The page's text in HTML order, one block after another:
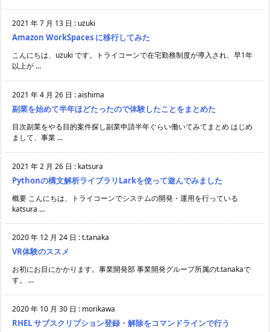
2021 年 7 月 13 日 : uzuki
Amazon WorkSpaces に移行してみた
こんにちは、uzuki です。トライコーンで在宅勤務制度が導入され、早1年
以上が ...
2021 年 4 月 26 日 :aishima
副業を始めて半年ほどたったので体験したことをまとめた
目次副業をやる目的案件探し副業申請半年ぐらい働いてみてまとめ はじめ
まして、事業 ...
2021 年 2 月 26 日 : katsura
Pythonの構文解析ライブラリLarkを使って遊んでみました
概要 こんにちは、トライコーンでシステムの開発・運用を行っている
katsura ...
2020 年 12 月 24 日 :t.tanaka
VR体験のススメ
お初にお目にかかります。事業開発部 事業開発グループ所属のt.tanakaで
す。 ...
2020 年 10 月 30 日 : morikawa
RHEL サブスクリプション登録・解除をコマンドラインで行う